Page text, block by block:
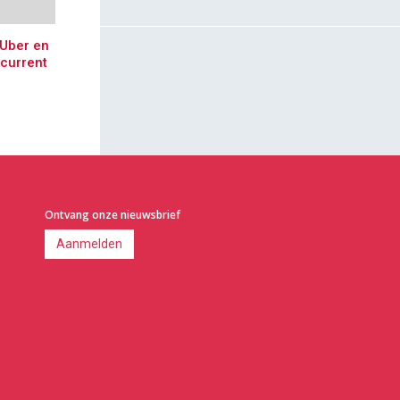
en
Ontvang onze nieuwsbrief
Aanmelden